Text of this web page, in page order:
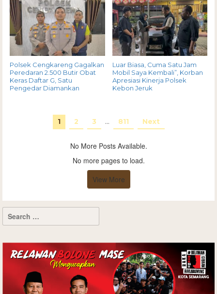
Polsek Cengkareng Gagalkan
Peredaran 2.500 Butir Obat
Keras Daftar G, Satu
Pengedar Diamankan
Luar Biasa, Cuma Satu Jam
Mobil Saya Kembali”, Korban
Apresiasi Kinerja Polsek
Kebon Jeruk
1 2 3 … 811 Next
No More Posts Available.
No more pages to load.
View More